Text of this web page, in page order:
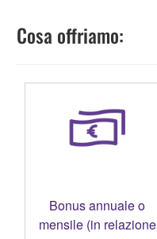
Cosa offriamo:
Bonus annuale o
mensile (in relazione
Bonus annuale o
mensile (in relazione